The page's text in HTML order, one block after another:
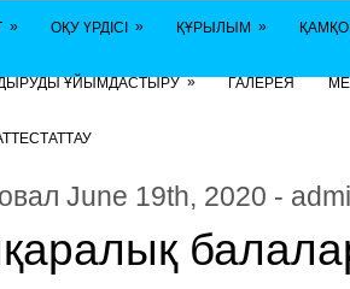
» ОҚУ ҮРДІСІ » ҚҰРЫЛЫМ »
ҰЙЫМДАСТЫРУ » ГАЛЕРЕЯ
June 19th, 2020 -